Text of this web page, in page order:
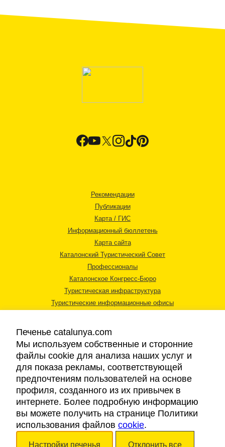
Рекомендации
Публикации
Карта / ГИС
Информационный бюллетень
Карта сайта
Каталонский Туристический Совет
Профессионалы
Каталонское Конгресс-Бюро
Туристическая инфраструктура
Туристические информационные офисы
Правовая информация
Cookies
Доступность
Авторские права © 2026. Каталонский Туристический Совет. Все права
Печенье catalunya.com
Мы используем собственные и сторонние
файлы cookie для анализа наших услуг и
для показа рекламы, соответствующей
предпочтениям пользователей на основе
профиля, созданного из их привычек в
интернете. Более подробную информацию
вы можете получить на странице Политики
использования файлов cookie.
Настройки печенья Отклонить все